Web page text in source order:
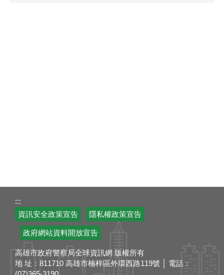
:::
資訊安全政策宣告
隱私權政策宣告
政府網站資料開放宣告
高雄市政府警察局全球資訊網 版權所有
地 址：811710 高雄市楠梓區外環西路119號 │ 電話：